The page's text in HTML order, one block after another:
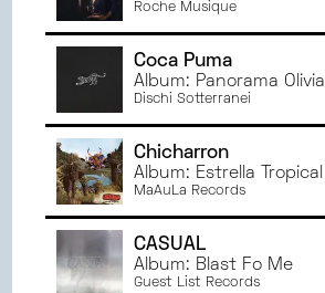
Roche Musique
Coca Puma
Album: Panorama Olivia
Dischi Sotterranei
Chicharron
Album: Estrella Tropical
MaAuLa Records
CASUAL
Album: Blast Fo Me
Guest List Records